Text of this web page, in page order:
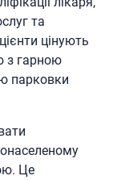
та
цінують
з гарною
парковки
Це